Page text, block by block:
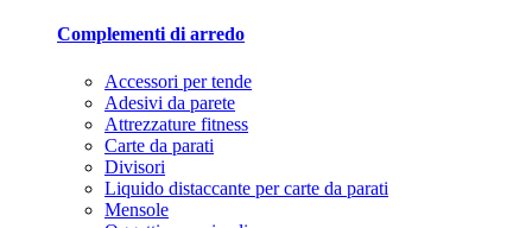
Complementi di arredo
Accessori per tende
Adesivi da parete
Attrezzature fitness
Carte da parati
Divisori
Liquido distaccante per carte da parati
Mensole